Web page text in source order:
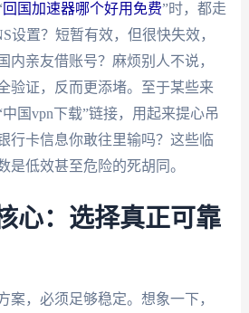
回国加速器哪个好用免费”时，都走
设置？短暂有效，但很快失效，
内亲友借账号？麻烦别人不说，
验证，反而更添堵。至于某些来
国vpn下载”链接，用起来提心吊
行卡信息你敢往里输吗？这些临
是低效甚至危险的死胡同。
心：选择真正可靠
案，必须足够稳定。想象一下，